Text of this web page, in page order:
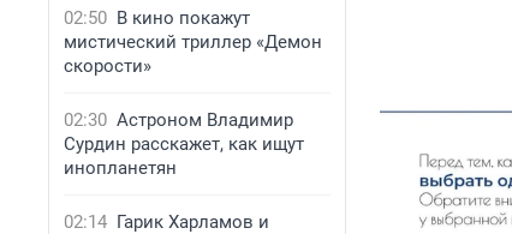
02:50 В кино покажут
мистический триллер «Демон
скорости»
02:30 Астроном Владимир
Сурдин расскажет, как ищут
инопланетян
02:14 Гарик Харламов и